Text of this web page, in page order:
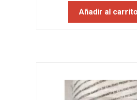
Añadir al carrito